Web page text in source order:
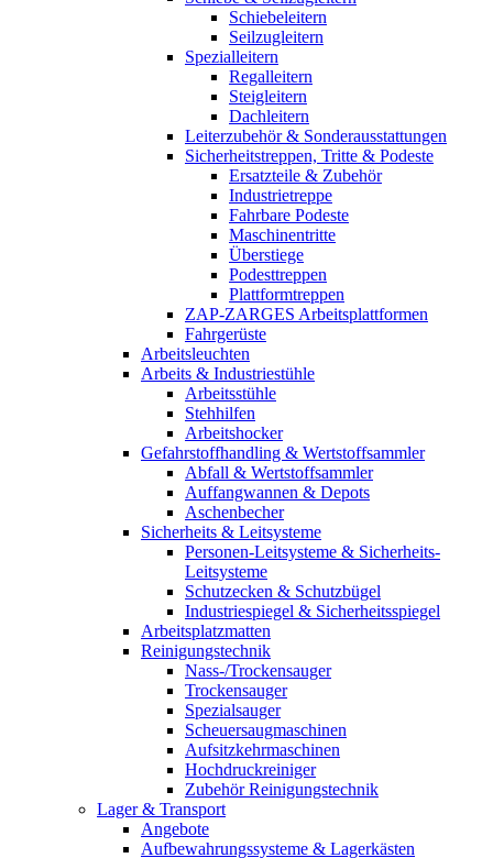
Schiebeleitern
Seilzugleitern
Spezialleitern
Regalleitern
Steigleitern
Dachleitern
Leiterzubehör & Sonderausstattungen
Sicherheitstreppen, Tritte & Podeste
Ersatzteile & Zubehör
Industrietreppe
Fahrbare Podeste
Maschinentritte
Überstiege
Podesttreppen
Plattformtreppen
ZAP-ZARGES Arbeitsplattformen
Fahrgerüste
Arbeitsleuchten
Arbeits & Industriestühle
Arbeitsstühle
Stehhilfen
Arbeitshocker
Gefahrstoffhandling & Wertstoffsammler
Abfall & Wertstoffsammler
Auffangwannen & Depots
Aschenbecher
Sicherheits & Leitsysteme
Personen-Leitsysteme & Sicherheits-
Leitsysteme
Schutzecken & Schutzbügel
Industriespiegel & Sicherheitsspiegel
Arbeitsplatzmatten
Reinigungstechnik
Nass-/Trockensauger
Trockensauger
Spezialsauger
Scheuersaugmaschinen
Aufsitzkehrmaschinen
Hochdruckreiniger
Zubehör Reinigungstechnik
Lager & Transport
Angebote
Aufbewahrungssysteme & Lagerkästen